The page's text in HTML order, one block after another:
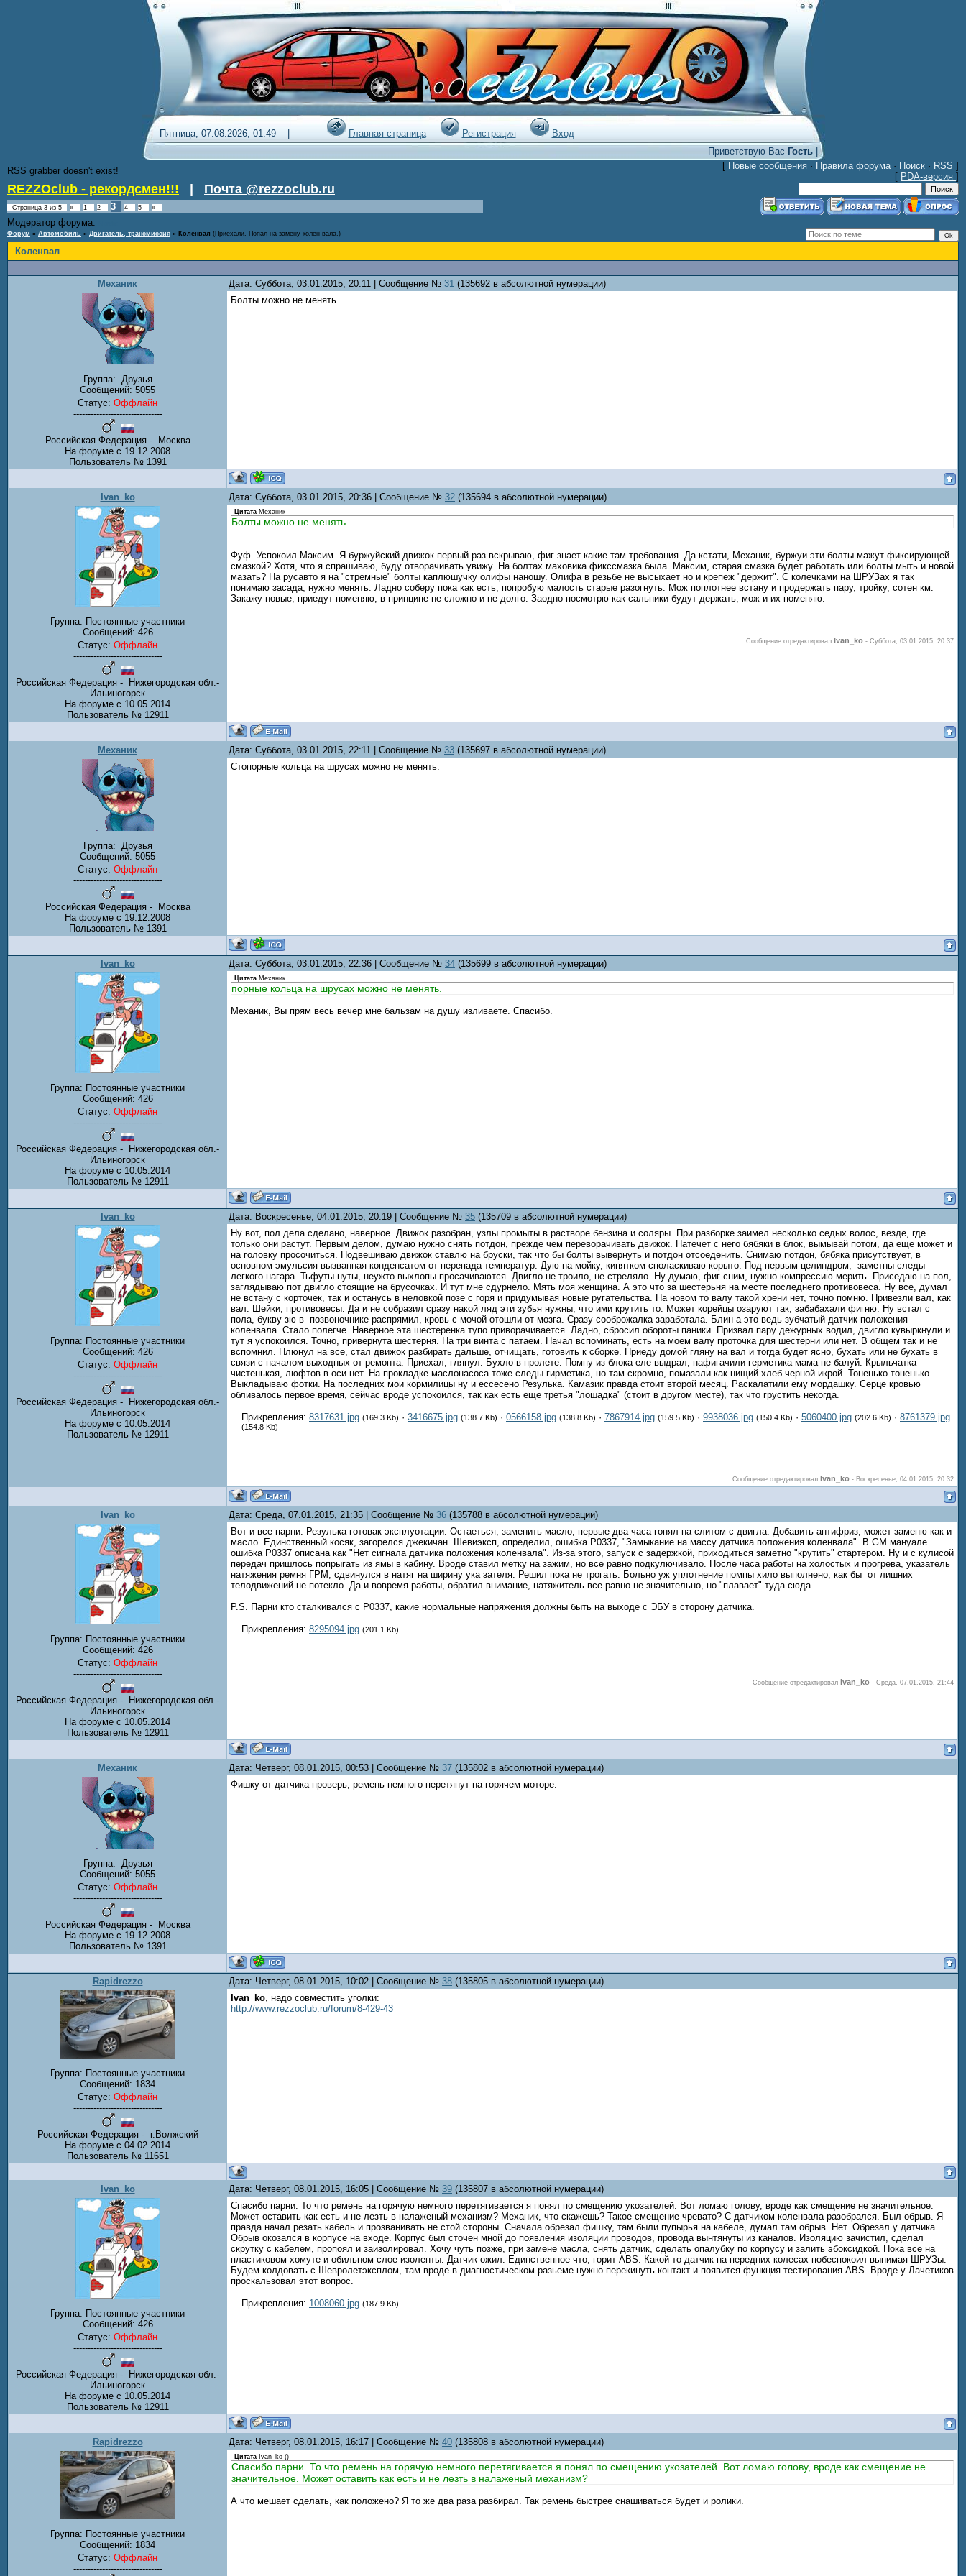
Пятница, 07.08.2026, 01:49 | Главная страница Регистрация
Вход
Приветствую Вас Гость|
RSS grabber doesn't exist!
[ Новые сообщения · Правила форума · Поиск · RSS ]
[ PDA-версия ]
REZZOclub - рекордсмен!!! Почта @rezzoclub.ru
Страница 3 из 5 « 1 2 3 4 5 »
Модератор форума:
Форум » Автомобиль » Двигатель, трансмиссия » Коленвал (Приехали. Попал на замену колен вала.)
Коленвал
Механик Дата: Суббота, 03.01.2015, 20:11 | Сообщение № 31 (135692 в абсолютной нумерации)
Группа: Друзья
Сообщений: 5055
Статус: Оффлайн
-------------------------------
Российская Федерация - Москва
На форуме с 19.12.2008
Пользователь № 1391
Болты можно не менять.
Ivan_ko Дата: Суббота, 03.01.2015, 20:36 | Сообщение № 32 (135694 в абсолютной нумерации)
Группа: Постоянные участники
Сообщений: 426
Статус: Оффлайн
-------------------------------
Российская Федерация - Нижегородская обл.-
Ильиногорск
На форуме с 10.05.2014
Пользователь № 12911
Цитата Механик
Болты можно не менять.
Фуф. Успокоил Максим. Я буржуйский движок первый раз вскрываю, фиг знает какие там требования. Да кстати, Механик, буржуи эти болты мажут фиксирующей
смазкой? Хотя, что я спрашиваю, буду отворачивать увижу. На болтах маховика фикссмазка была. Максим, старая смазка будет работать или болты мыть и новой
мазать? На русавто я на "стремные" болты каплюшучку олифы наношу. Олифа в резьбе не высыхает но и крепеж "держит". С колечками на ШРУЗах я так
понимаю засада, нужно менять. Ладно соберу пока как есть, попробую малость старые разогнуть. Мож поплотнее встану и продержать пару, тройку, сотен км.
Закажу новые, приедут поменяю, в принципе не сложно и не долго. Заодно посмотрю как сальники будут держать, мож и их поменяю.
Сообщение отредактировал Ivan_ko - Суббота, 03.01.2015, 20:37
Механик Дата: Суббота, 03.01.2015, 22:11 | Сообщение № 33 (135697 в абсолютной нумерации)
Группа: Друзья
Сообщений: 5055
Статус: Оффлайн
-------------------------------
Российская Федерация - Москва
На форуме с 19.12.2008
Пользователь № 1391
Стопорные кольца на шрусах можно не менять.
Ivan_ko Дата: Суббота, 03.01.2015, 22:36 | Сообщение № 34 (135699 в абсолютной нумерации)
Группа: Постоянные участники
Сообщений: 426
Статус: Оффлайн
-------------------------------
Российская Федерация - Нижегородская обл.-
Ильиногорск
На форуме с 10.05.2014
Пользователь № 12911
Цитата Механик
порные кольца на шрусах можно не менять.
Механик, Вы прям весь вечер мне бальзам на душу изливаете. Спасибо.
Ivan_ko Дата: Воскресенье, 04.01.2015, 20:19 | Сообщение № 35 (135709 в абсолютной нумерации)
Группа: Постоянные участники
Сообщений: 426
Статус: Оффлайн
-------------------------------
Российская Федерация - Нижегородская обл.-
Ильиногорск
На форуме с 10.05.2014
Пользователь № 12911
Ну вот, пол дела сделано, наверное. Движок разобран, узлы промыты в растворе бензина и соляры. При разборке заимел несколько седых волос, везде, где
только они растут. Первым делом, думаю нужно снять потдон, прежде чем переворачивать движок. Натечет с него бябяки в блок, вымывай потом, да еще может и
на головку просочиться. Подвешиваю движок ставлю на бруски, так что бы болты вывернуть и потдон отсоеденить. Снимаю потдон, бябяка присутствует, в
основном эмульсия вызванная конденсатом от перепада температур. Дую на мойку, кипятком споласкиваю корыто. Под первым целиндром, заметны следы
легкого нагара. Тьфуты нуты, неужто выхлопы просачиваются. Двигло не троило, не стреляло. Ну думаю, фиг сним, нужно компрессию мерить. Приседаю на пол,
заглядываю пот двигло стоящие на брусочках. И тут мне сдурнело. Мять моя женщина. А это что за шестерьня на месте последнего противовеса. Ну все, думал
не встану с корточек, так и останусь в неловкой позе с горя и придумывая новые ругательства. На новом то валу такой хрени нет, точно помню. Привезли вал, как
вал. Шейки, противовесы. Да и не собразил сразу накой ляд эти зубья нужны, что ими крутить то. Может корейцы озаруют так, забабахали фигню. Ну встал с
пола, букву зю в позвоночнике распрямил, кровь с мочой отошли от мозга. Сразу сооброжалка заработала. Блин а это ведь зубчатый датчик положения
коленвала. Стало полегче. Наверное эта шестеренка тупо приворачивается. Ладно, сбросил обороты паники. Призвал пару дежурных водил, двигло кувыркнули и
тут я успокоился. Точно, привернута шестерня. На три винта с патаем. Начал вспоминать, есть на моем валу проточка для шестерни или нет. В общем так и не
вспомнил. Плюнул на все, стал движок разбирать дальше, отчищать, готовить к сборке. Приеду домой гляну на вал и тогда будет ясно, бухать или не бухать в
связи с началом выходных от ремонта. Приехал, глянул. Бухло в пролете. Помпу из блока еле выдрал, нафигачили герметика мама не балуй. Крыльчатка
чистенькая, люфтов в оси нет. На прокладке маслонасоса тоже следы гирметика, но там скромно, помазали как нищий хлеб черной икрой. Тоненько тоненько.
Выкладываю фотки. На последних мои кормилицы ну и ессесено Резулька. Камазик правда стоит второй месяц. Раскалатили ему мордашку. Серце кровью
обливалось первое время, сейчас вроде успокоился, так как есть еще третья "лошадка" (стоит в другом месте), так что грустить некогда.
Прикрепления: 8317631.jpg (169.3 Kb) · 3416675.jpg (138.7 Kb) · 0566158.jpg (138.8 Kb) · 7867914.jpg (159.5 Kb) · 9938036.jpg (150.4 Kb) · 5060400.jpg (202.6 Kb) · 8761379.jpg
(154.8 Kb)
Сообщение отредактировал Ivan_ko - Воскресенье, 04.01.2015, 20:32
Ivan_ko Дата: Среда, 07.01.2015, 21:35 | Сообщение № 36 (135788 в абсолютной нумерации)
Группа: Постоянные участники
Сообщений: 426
Статус: Оффлайн
-------------------------------
Российская Федерация - Нижегородская обл.-
Ильиногорск
На форуме с 10.05.2014
Пользователь № 12911
Вот и все парни. Резулька готовак эксплуотации. Остаеться, заменить масло, первые два часа гонял на слитом с двигла. Добавить антифриз, может заменю как и
масло. Единственный косяк, загорелся джекичан. Шевиэксп, определил, ошибка Р0337, "Замыкание на массу датчика положения коленвала". В GM мануале
ошибка Р0337 описана как "Нет сигнала датчика положения коленвала". Из-за этого, запуск с задержкой, приходиться заметно "крутить" стартером. Ну и с кулисой
передач пришлось попрыгать из ямы в кабину. Вроде ставил метку на зажим, но все равно подкулючивало. После часа работы на холостых и прогрева, указатель
натяжения ремня ГРМ, сдвинулся в натяг на ширину ука зателя. Решил пока не трогать. Больно уж уплотнение помпы хило выполнено, как бы от лишних
телодвижений не потекло. Да и вовремя работы, обратил внимание, натяжитель все равно не значительно, но "плавает" туда сюда.
P.S. Парни кто сталкивался с Р0337, какие нормальные напряжения должны быть на выходе с ЭБУ в сторону датчика.
Прикрепления: 8295094.jpg (201.1 Kb)
Сообщение отредактировал Ivan_ko - Среда, 07.01.2015, 21:44
Механик Дата: Четверг, 08.01.2015, 00:53 | Сообщение № 37 (135802 в абсолютной нумерации)
Группа: Друзья
Сообщений: 5055
Статус: Оффлайн
-------------------------------
Российская Федерация - Москва
На форуме с 19.12.2008
Пользователь № 1391
Фишку от датчика проверь, ремень немного перетянут на горячем моторе.
Rapidrezzo Дата: Четверг, 08.01.2015, 10:02 | Сообщение № 38 (135805 в абсолютной нумерации)
Группа: Постоянные участники
Сообщений: 1834
Статус: Оффлайн
-------------------------------
Российская Федерация - г.Волжский
На форуме с 04.02.2014
Пользователь № 11651
Ivan_ko, надо совместить уголки:
http://www.rezzoclub.ru/forum/8-429-43
Ivan_ko Дата: Четверг, 08.01.2015, 16:05 | Сообщение № 39 (135807 в абсолютной нумерации)
Группа: Постоянные участники
Сообщений: 426
Статус: Оффлайн
-------------------------------
Российская Федерация - Нижегородская обл.-
Ильиногорск
На форуме с 10.05.2014
Пользователь № 12911
Спасибо парни. То что ремень на горячую немного перетягивается я понял по смещению укозателей. Вот ломаю голову, вроде как смещение не значительное.
Может оставить как есть и не лезть в налаженый механизм? Механик, что скажешь? Такое смещение чревато? С датчиком коленвала разобрался. Был обрыв. Я
правда начал резать кабель и прозванивать не стой стороны. Сначала обрезал фишку, там были пупырья на кабеле, думал там обрыв. Нет. Обрезал у датчика.
Обрыв окозался в корпусе на входе. Корпус был сточен мной до появления изоляции проводов, провода вынтянуты из каналов. Изоляцию зачистил, сделал
скрутку с кабелем, пропоял и заизолировал. Хочу чуть позже, при замене масла, снять датчик, сделать опалубку по корпусу и залить эбоксидкой. Пока все на
пластиковом хомуте и обильном слое изоленты. Датчик ожил. Единственное что, горит ABS. Какой то датчик на передних колесах побеспокоил вынимая ШРУЗы.
Будем колдовать с Шевролетэксплом, там вроде в диагностическом разьеме нужно перекинуть контакт и появится функция тестирования ABS. Вроде у Лачетиков
проскальзовал этот вопрос.
Прикрепления: 1008060.jpg (187.9 Kb)
Rapidrezzo Дата: Четверг, 08.01.2015, 16:17 | Сообщение № 40 (135808 в абсолютной нумерации)
Группа: Постоянные участники
Сообщений: 1834
Статус: Оффлайн
-------------------------------
Цитата Ivan_ko ()
Спасибо парни. То что ремень на горячую немного перетягивается я понял по смещению укозателей. Вот ломаю голову, вроде как смещение не
значительное. Может оставить как есть и не лезть в налаженый механизм?
А что мешает сделать, как положено? Я то же два раза разбирал. Так ремень быстрее снашиваться будет и ролики.